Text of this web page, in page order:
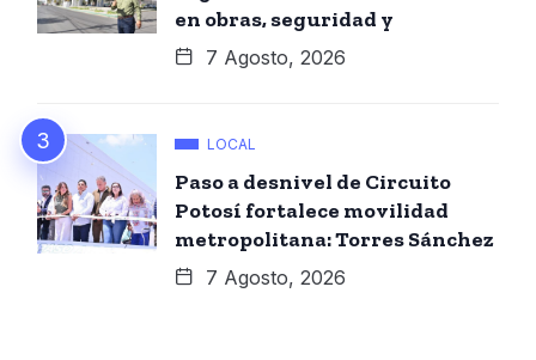
en obras, seguridad y
7 Agosto, 2026
LOCAL
Paso a desnivel de Circuito
Potosí fortalece movilidad
metropolitana: Torres Sánchez
7 Agosto, 2026